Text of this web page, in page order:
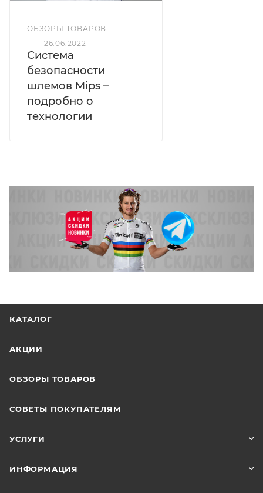
ОБЗОРЫ ТОВАРОВ
— 26.06.2022
Система
безопасности
шлемов Mips –
подробно о
технологии
КАТАЛОГ
АКЦИИ
ОБЗОРЫ ТОВАРОВ
СОВЕТЫ ПОКУПАТЕЛЯМ
УСЛУГИ
ИНФОРМАЦИЯ